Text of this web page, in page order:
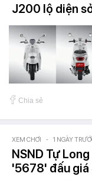
J200 lộ diện
Chia sẻ
XEM CHƠI - 1 NGÀY
NSND Tự
'5678' đấu